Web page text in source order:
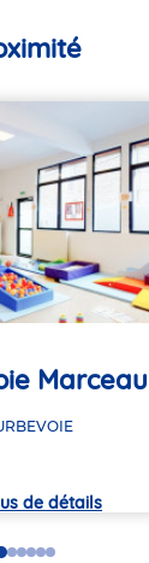
Marceau
de détails